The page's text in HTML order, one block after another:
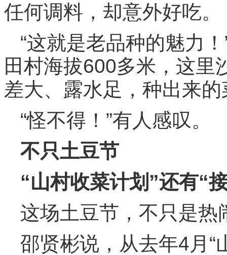
任何调料，却意外好吃。
“这就是老品种的魅力
田村海拔600多米，这里
差大、露水足，种出来的
“怪不得！”有人感叹。
不只土豆节
“山村收菜计划”还有“
这场土豆节，不只是热
邵贤彬说，从去年4月“